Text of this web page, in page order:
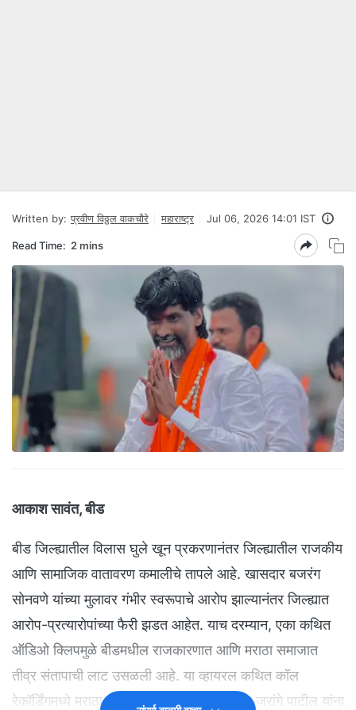
Written by: प्रवीण विठ्ठल वाकचौरे महाराष्ट्र Jul 06, 2026 14:01 IST
Read Time: 2 mins
आकाश सावंत, बीड
बीड जिल्ह्यातील विलास घुले खून प्रकरणानंतर जिल्ह्यातील राजकीय
आणि सामाजिक वातावरण कमालीचे तापले आहे. खासदार बजरंग
सोनवणे यांच्या मुलावर गंभीर स्वरूपाचे आरोप झाल्यानंतर जिल्ह्यात
आरोप-प्रत्यारोपांच्या फैरी झडत आहेत. याच दरम्यान, एका कथित
ऑडिओ क्लिपमुळे बीडमधील राजकारणात आणि मराठा समाजात
तीव्र संतापाची लाट उसळली आहे. या व्हायरल कथित कॉल
रेकॉर्डिंगमध्ये मराठा आरक्षण आंदोलनाचे नेते मनोज जरांगे पाटील यांना